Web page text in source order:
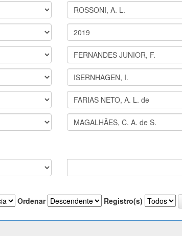
Ordenar Registro(s)